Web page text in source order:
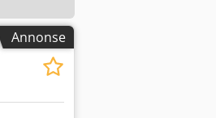
Annonse